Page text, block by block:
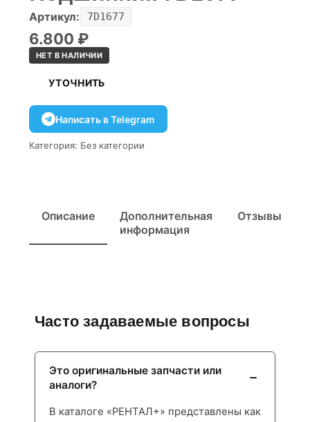
Артикул: 7D1677
6.800 ₽
НЕТ В НАЛИЧИИ
УТОЧНИТЬ
Написать в Telegram
Категория: Без категории
Описание
Дополнительная
информация
Отзывы
Часто задаваемые вопросы
Это оригинальные запчасти или
аналоги?
В каталоге «РЕНТАЛ+» представлены как